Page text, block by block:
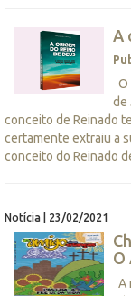
A
O
de
conceito de Reinado
certamente extraiu a
conceito do Reinado
Notícia | 23/02/2021
O
A